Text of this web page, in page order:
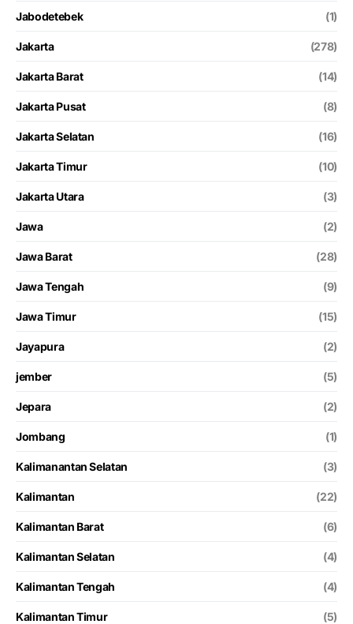
Jabodetebek (1)
Jakarta (278)
Jakarta Barat (14)
Jakarta Pusat (8)
Jakarta Selatan (16)
Jakarta Timur (10)
Jakarta Utara (3)
Jawa (2)
Jawa Barat (28)
Jawa Tengah (9)
Jawa Timur (15)
Jayapura (2)
jember (5)
Jepara (2)
Jombang (1)
Kalimanantan Selatan (3)
Kalimantan (22)
Kalimantan Barat (6)
Kalimantan Selatan (4)
Kalimantan Tengah (4)
Kalimantan Timur (5)